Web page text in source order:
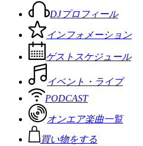
DJプロフィール
インフォメーション
ゲストスケジュール
イベント・ライブ
PODCAST
オンエア楽曲一覧
買い物をする